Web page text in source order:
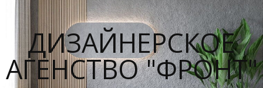
ДИЗАЙНЕРСКОЕ
АГЕНСТВО "ФРОНТ"